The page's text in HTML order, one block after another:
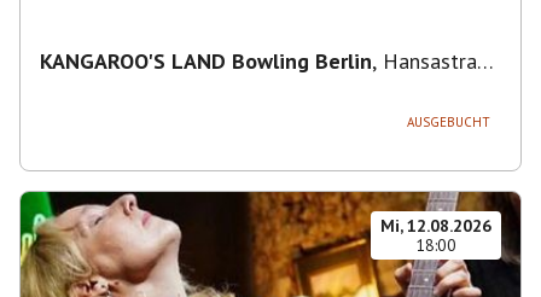
KANGAROO'S LAND Bowling Berlin, Hansastraße
AUSGEBUCHT
Mi, 12.08.2026
18:00